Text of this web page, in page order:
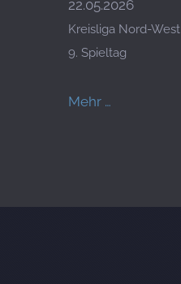
22.05.2026
Kreisliga Nord-West
9. Spieltag
Mehr …